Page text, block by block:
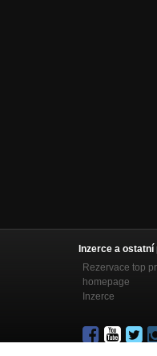
Inzerce a
Rezervace top
homepage
Inzerce